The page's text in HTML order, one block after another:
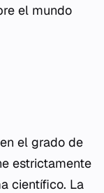
el mundo
el grado de
estrictamente
científico. La